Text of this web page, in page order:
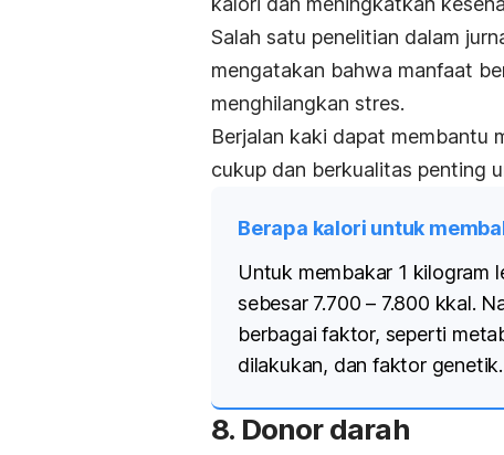
Salah satu penelitian dalam
mengatakan bahwa manfaat
menghilangkan stres.
Berjalan kaki dapat membantu
cukup dan berkualitas penting
Berapa kalori untuk
Untuk membakar 1 kilogram
sebesar 7.700 – 7.800 kkal.
berbagai faktor, seperti
dilakukan, dan faktor genetik.
8. Donor darah